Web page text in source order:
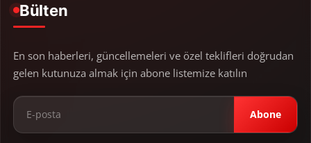
Bülten
En son haberleri, güncellemeleri ve özel teklifleri doğrudan
gelen kutunuza almak için abone listemize katılın
Abone